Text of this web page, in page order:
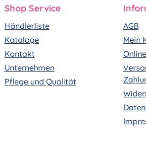
Shop Service
Händlerliste
Kataloge
Kontakt
Unternehmen
Pflege und Qualität
AGB
Mein